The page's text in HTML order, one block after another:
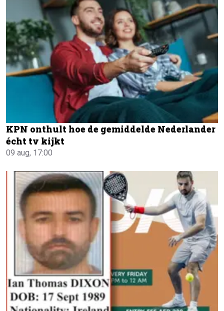
KPN onthult hoe de gemiddelde Nederlander
écht tv kijkt
09 aug, 17:00